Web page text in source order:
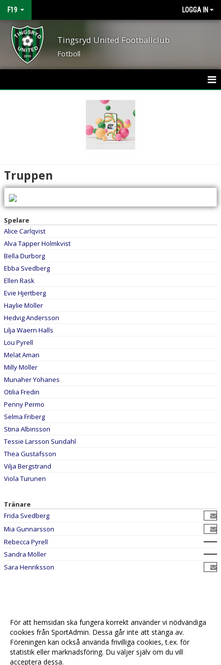
F19 LOGGA IN
Tingsryd United Footballclub
Fotboll
TRUPPEN
BILDGALLERI
DOKUMENT
KONTAKT
Truppen
Spelare
Alice Carlqvist
Alva Tapper Holmkvist
Bella Durborg
Ebba Svedberg
Ellen Rask
Evie Hjertberg
Haylie Möller
Hedvig Andersson
Lilja Waern Halls
Lou Pyrell
Melat Aman
Milly Möller
Munaher Yohanes
Otilia Fredin
Penny Permo
Selma Friberg
Stina Albinsson
Tessie Larsson Sundahl
Thea Gustafsson
Vilja Bergstrand
Viola Turunen
Tränare
Frida Svedberg
Mia Gunnarsson
Rebecca Pyrell
Sandra Möller
Sara Henriksson
För att hemsidan ska fungera korrekt använder vi nödvändiga
cookies från SportAdmin. Dessa går inte att stänga av.
Föreningen kan också använda frivilliga cookies, t.ex. för
statistik eller marknadsföring. Du väljer själv om du vill
acceptera dessa.